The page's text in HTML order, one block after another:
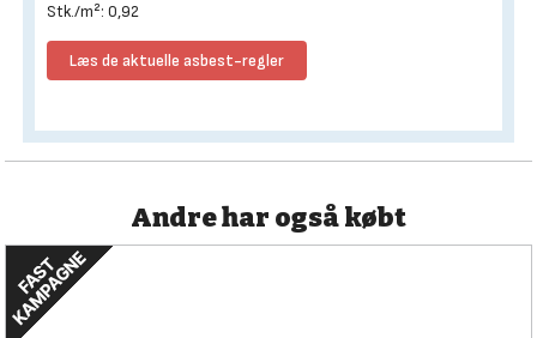
Stk./m²: 0,92
Læs de aktuelle asbest-regler
Andre har også købt